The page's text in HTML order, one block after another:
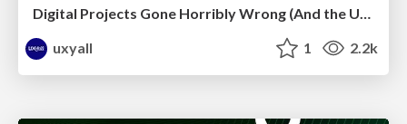
Digital Projects Gone Horribly Wrong (And the UX Pros Who Still Save the Day) - Dean Schuster
uxyall
1 2.2k